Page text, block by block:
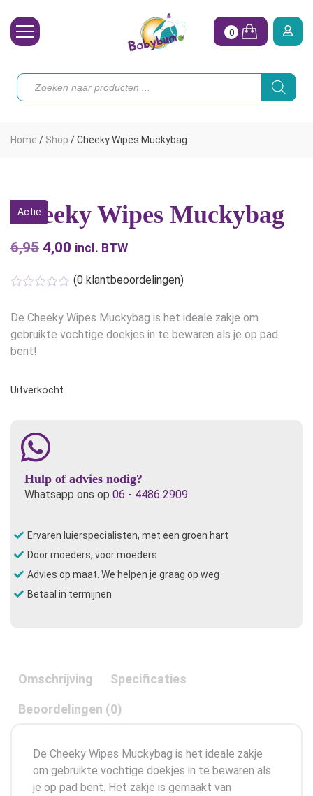
Toebehoren
Onze merken
Hoe begin ik?
0
Producten
zoeken
Home / Shop /Cheeky Wipes Muckybag
Actie
Cheeky Wipes Muckybag
6,95 Oorspronkelijke
was:
€6,95.
4,00 Huidige
is:
€4,00.
incl. BTW
(0 klantbeoordelingen)
De Cheeky Wipes Muckybag is het ideale zakje om
gebruikte vochtige doekjes in te bewaren als je op pad
bent!
Uitverkocht
Hulp of advies nodig?
Whatsapp ons op 06 - 4486 2909
Ervaren luierspecialisten, met een groen hart
Door moeders, voor moeders
Advies op maat. We helpen je graag op weg
Betaal in termijnen
Omschrijving Specificaties
Beoordelingen (0)
De Cheeky Wipes Muckybag is het ideale zakje
om gebruikte vochtige doekjes in te bewaren als
je op pad bent. Het zakje is gemaakt van